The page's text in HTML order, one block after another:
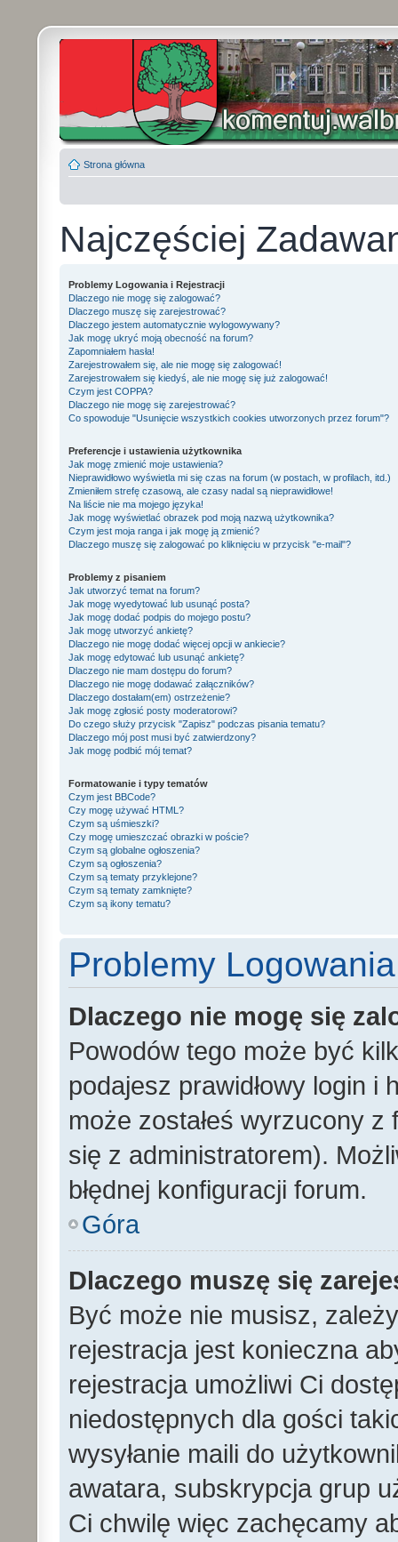
Strona główna
Najczęściej
Problemy Logowania i Rejestracji
Dlaczego nie mogę się zalogować?
Dlaczego muszę się zarejestrować?
Dlaczego jestem automatycznie wylogowywany?
Jak mogę ukryć moją obecność na forum?
Zapomniałem hasła!
Zarejestrowałem się, ale nie mogę się zalogować!
Zarejestrowałem się kiedyś, ale nie mogę się już zalogować!
Czym jest COPPA?
Dlaczego nie mogę się zarejestrować?
Co spowoduje "Usunięcie wszystkich cookies utworzonych przez forum"?
Preferencje i ustawienia użytkownika
Jak mogę zmienić moje ustawienia?
Nieprawidłowo wyświetla mi się czas na forum (w postach, w profilach, itd.)
Zmieniłem strefę czasową, ale czasy nadal są nieprawidłowe!
Na liście nie ma mojego języka!
Jak mogę wyświetlać obrazek pod moją nazwą użytkownika?
Czym jest moja ranga i jak mogę ją zmienić?
Dlaczego muszę się zalogować po kliknięciu w przycisk "e-mail"?
Problemy z pisaniem
Jak utworzyć temat na forum?
Jak mogę wyedytować lub usunąć posta?
Jak mogę dodać podpis do mojego postu?
Jak mogę utworzyć ankietę?
Dlaczego nie mogę dodać więcej opcji w ankiecie?
Jak mogę edytować lub usunąć ankietę?
Dlaczego nie mam dostępu do forum?
Dlaczego nie mogę dodawać załączników?
Dlaczego dostałam(em) ostrzeżenie?
Jak mogę zgłosić posty moderatorowi?
Do czego służy przycisk "Zapisz" podczas pisania tematu?
Dlaczego mój post musi być zatwierdzony?
Jak mogę podbić mój temat?
Formatowanie i typy tematów
Czym jest BBCode?
Czy mogę używać HTML?
Czym są uśmieszki?
Czy mogę umieszczać obrazki w poście?
Czym są globalne ogłoszenia?
Czym są ogłoszenia?
Czym są tematy przyklejone?
Czym są tematy zamknięte?
Czym są ikony tematu?
Problemy
Dlaczego nie mogę się
Powodów tego może być
podajesz prawidłowy login i
może zostałeś wyrzucony
się z administratorem).
błędnej konfiguracji forum.
Góra
Dlaczego muszę się
Być może nie musisz,
rejestracja jest konieczna
rejestracja umożliwi Ci
niedostępnych dla gości
wysyłanie maili do
awatara, subskrypcja grup
Ci chwilę więc zachęcamy